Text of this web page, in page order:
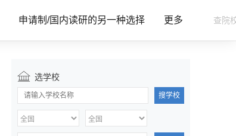
申请制/国内读研的另一种选择 更多
选学校
搜学校